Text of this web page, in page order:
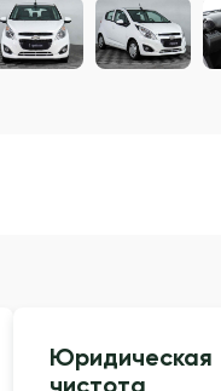
Юридическая
чистота